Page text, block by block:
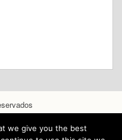
we give you the best